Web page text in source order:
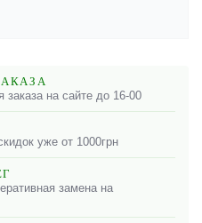
на сайте до 16-00
уже от 1000грн
замена на